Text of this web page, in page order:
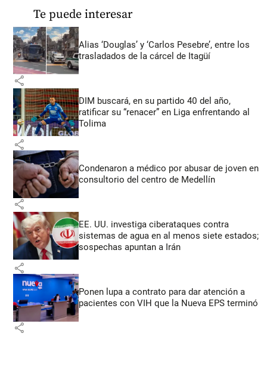
Te puede interesar
Alias ‘Douglas’ y ‘Carlos Pesebre’, entre los
trasladados de la cárcel de Itagüí
share
DIM buscará, en su partido 40 del año,
ratificar su “renacer” en Liga enfrentando al
Tolima
share
Condenaron a médico por abusar de joven en
consultorio del centro de Medellín
share
EE. UU. investiga ciberataques contra
sistemas de agua en al menos siete estados;
sospechas apuntan a Irán
share
Ponen lupa a contrato para dar atención a
pacientes con VIH que la Nueva EPS terminó
share